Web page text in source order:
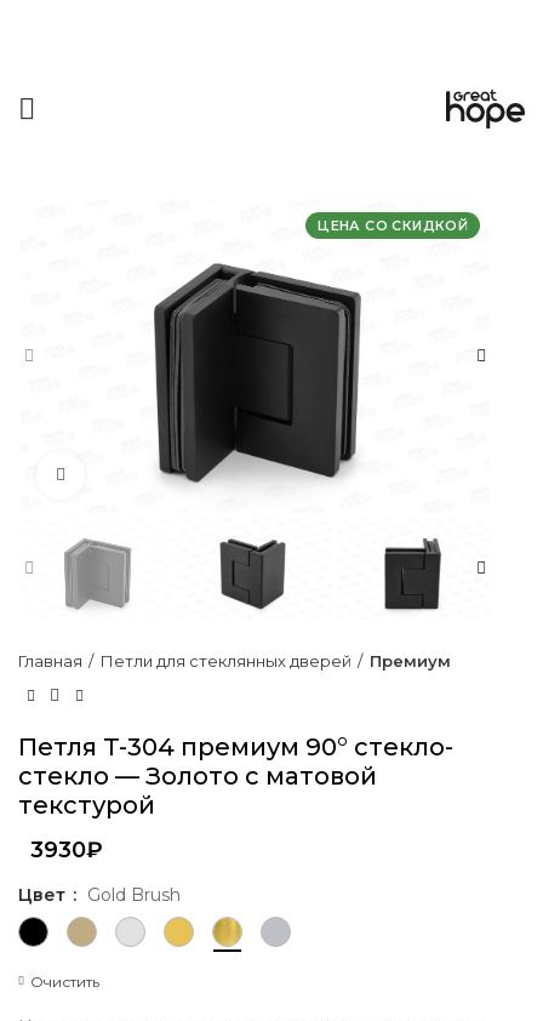
ЦЕНА СО СКИДКОЙ
Увеличить
Главная Петли для стеклянных дверей Премиум
Петля T-304 премиум 90° стекло-
стекло — Золото с матовой
текстурой
3930₽
Цвет Gold Brush
Очистить